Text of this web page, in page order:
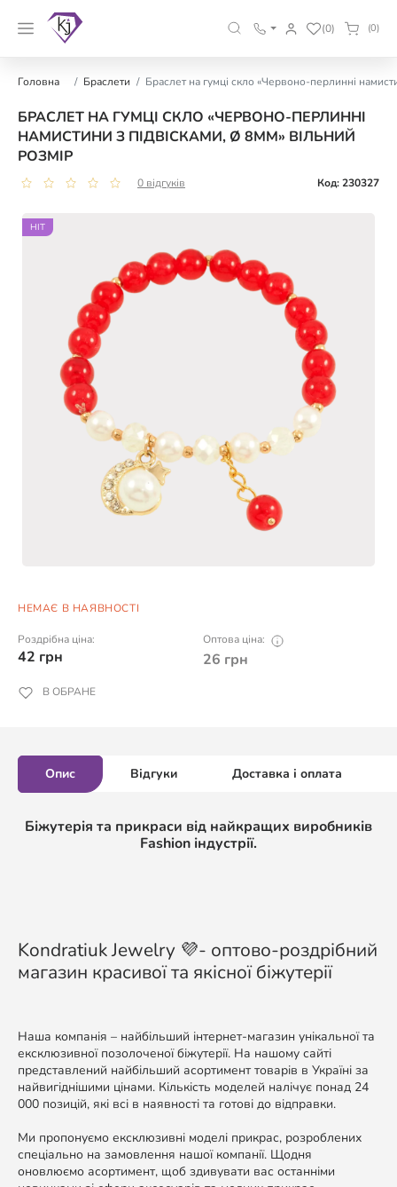
(0) (0)
Головна Браслети Браслет на гумці скло «Червоно-перлинні
БРАСЛЕТ НА ГУМЦІ СКЛО «ЧЕРВОНО-ПЕРЛИННІ
НАМИСТИНИ З ПІДВІСКАМИ, Ø 8ММ» ВІЛЬНИЙ
РОЗМІР
0 відгуків Код: 230327
HIT
НЕМАЄ В НАЯВНОСТІ
Роздрібна ціна:
42 грн
Оптова ціна:
26 грн
В ОБРАНЕ
Опис Відгуки Доставка і оплата
Біжутерія та прикраси від найкращих виробників
Fashion індустрії.
Kondratiuk Jewelry 💜- оптово-роздрібний
магазин красивої та якісної біжутерії
Наша компанія – найбільший інтернет-магазин унікальної та
ексклюзивної позолоченої біжутерії. На нашому сайті
представлений найбільший асортимент товарів в Україні за
найвигіднішими цінами. Кількість моделей налічує понад 24
000 позицій, які всі в наявності та готові до відправки.
Ми пропонуємо ексклюзивні моделі прикрас, розроблених
спеціально на замовлення нашої компанії. Щодня
оновлюємо асортимент, щоб здивувати вас останніми